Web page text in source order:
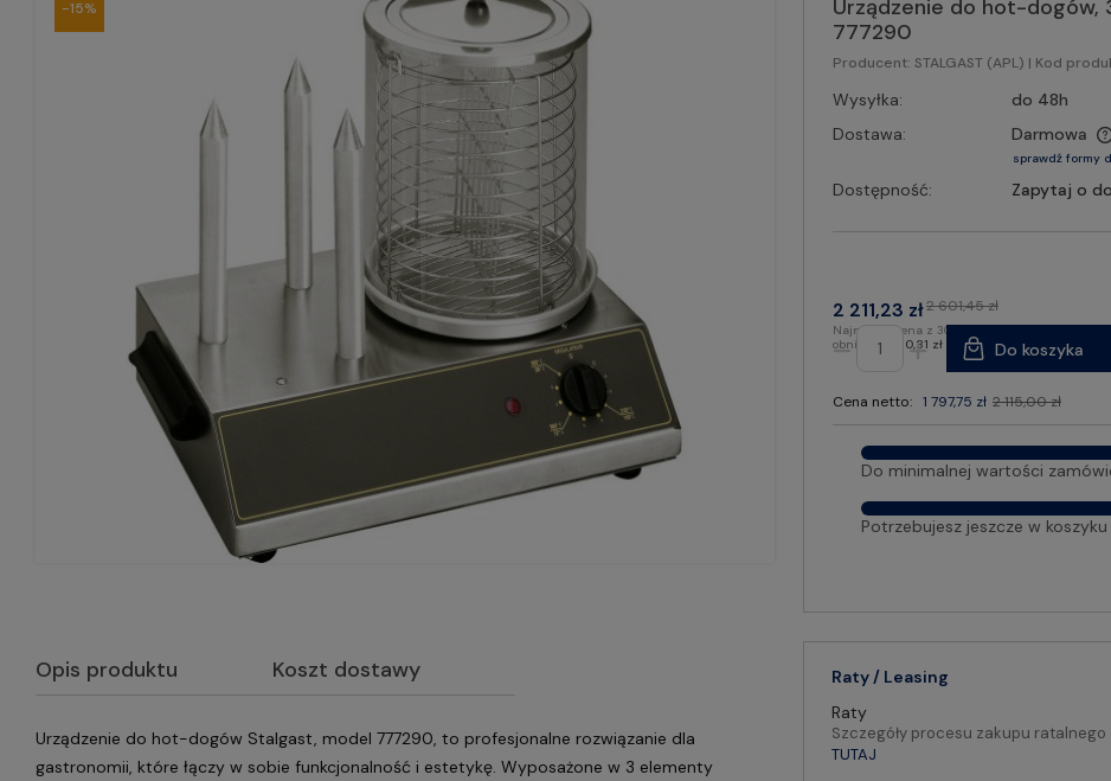
-15%
Opis produktu Koszt dostawy
Urządzenie do hot-dogów Stalgast, model 777290, to profesjonalne rozwiązanie dla
gastronomii, które łączy w sobie funkcjonalność i estetykę. Wyposażone w 3 elementy
Urządzenie do hot-dogów,
777290
Producent: STALGAST (APL) | Kod
Wysyłka:
do 48h
Dostawa:
Darmowa
sprawdź formy
Dostępność: Zapytaj o
2 211,23 zł2 601,45 zł
Najniższa cena z 30 dni przed
obniżką: 2 210,31 zł
Cena netto: 1 797,75 zł 2 115,00 zł
Do koszyka
Do minimalnej wartości
Potrzebujesz jeszcze w koszyku
Raty / Leasing
Raty
Szczegóły procesu zakupu ratalnego
TUTAJ